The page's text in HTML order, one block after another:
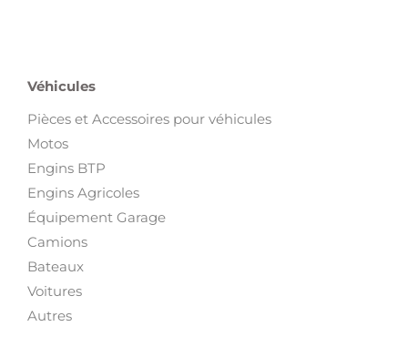
Véhicules
Pièces et Accessoires pour véhicules
Motos
Engins BTP
Engins Agricoles
Équipement Garage
Camions
Bateaux
Voitures
Autres